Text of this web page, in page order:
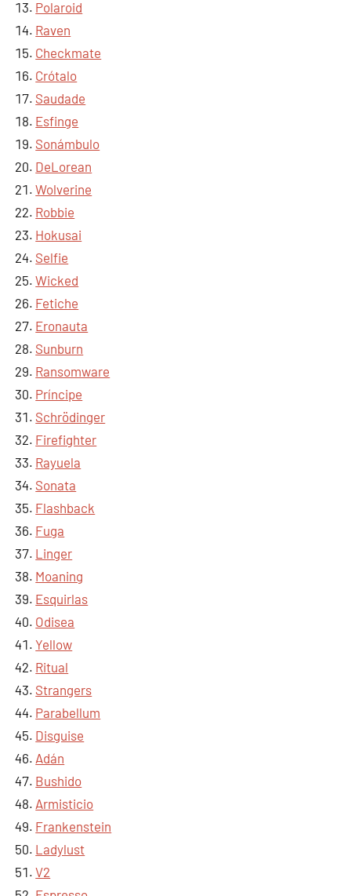
Polaroid
Raven
Checkmate
Crótalo
Saudade
Esfinge
Sonámbulo
DeLorean
Wolverine
Robbie
Hokusai
Selfie
Wicked
Fetiche
Eronauta
Sunburn
Ransomware
Príncipe
Schrödinger
Firefighter
Rayuela
Sonata
Flashback
Fuga
Linger
Moaning
Esquirlas
Odisea
Yellow
Ritual
Strangers
Parabellum
Disguise
Adán
Bushido
Armisticio
Frankenstein
Ladylust
V2